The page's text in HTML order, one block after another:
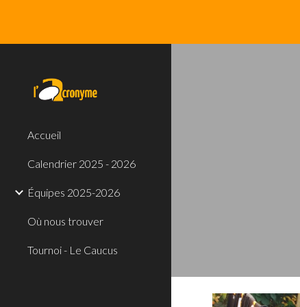
Accueil
Calendrier 2025 - 2026
Équipes 2025-2026
Où nous trouver
Tournoi - Le Caucus